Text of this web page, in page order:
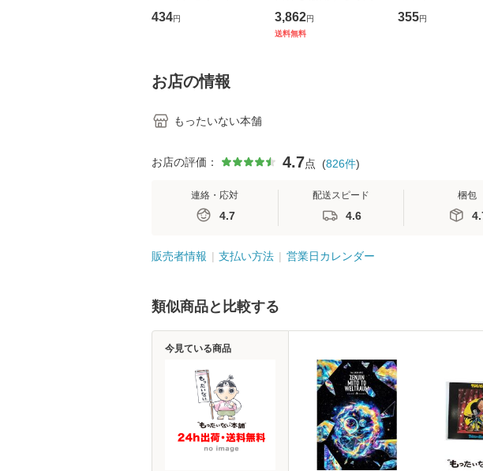
トウエスト・ジャパン
[CD]【メール便送料無
434円
の看護マネジメントス
キル 改訂第3版 (看護
3,862円
送料無料
ーンレコード [CD]
【メール便送料
355円
お店の情報
もったいない本舗
お店の評価： 4.7点 (826件)
連絡・応対
4.7
配送スピード
4.6
梱包
販売者情報 支払い方法 営業日カレンダー
類似商品と比較する
今見ている商品